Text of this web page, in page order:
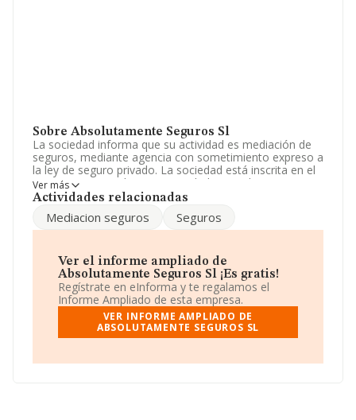
Sobre Absolutamente Seguros Sl
La sociedad informa que su actividad es mediación de
seguros, mediante agencia con sometimiento expreso a
la ley de seguro privado. La sociedad está inscrita en el
Registro Mercantil como Sociedad Limitada. Su
actividad CNAE es 'Actividades de agentes y corredores
importación y/o exportación.
disposición de INFORMA, ha tenido un número de
empleados por debajo de la media de sector.
La dirección de correo es ctroyan@mapfre.com
La sociedad españolaAbsolutamente Seguros S.L
B73508780, está situada en Calle Rio Quipar núm. 15 Bj,
Ver más
Actividades relacionadas
Mediacion seguros Seguros
Ver el informe ampliado de
Absolutamente Seguros Sl ¡Es gratis!
Regístrate en eInforma y te regalamos el
Informe Ampliado de esta empresa.
VER INFORME AMPLIADO DE
ABSOLUTAMENTE SEGUROS SL